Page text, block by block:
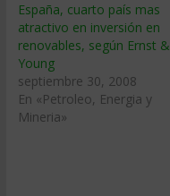
España, cuarto paí­s mas
atractivo en inversión en
renovables, según Ernst &
Young
septiembre 30, 2008
En «Petroleo, Energia y
Mineria»